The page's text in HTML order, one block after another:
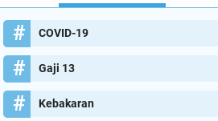
COVID-19
Gaji 13
Kebakaran